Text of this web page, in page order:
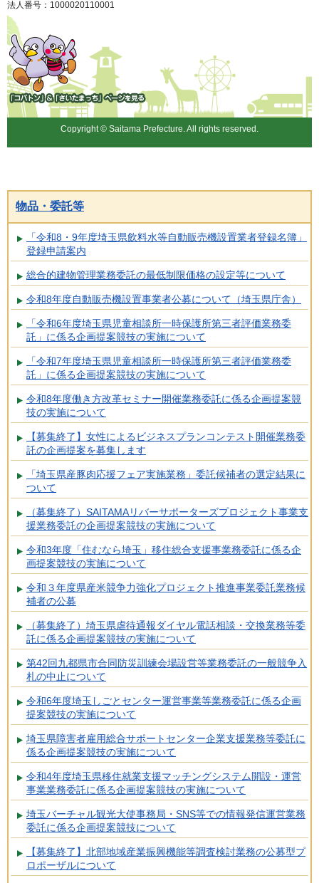
法人番号：1000020110001
「コバトン」&「さいたまっ
ち」
Copyright © Saitama Prefecture. All rights reserved.
物品・委託等
「令和8・9年度埼玉県飲料水等自動販売機設置業者登録名簿」
登録申請案内
総合的建物管理業務委託の最低制限価格の設定等について
令和8年度自動販売機設置事業者公募について（埼玉県庁舎）
「令和6年度埼玉県児童相談所一時保護所第三者評価業務委
託」に係る企画提案競技の実施について
「令和7年度埼玉県児童相談所一時保護所第三者評価業務委
託」に係る企画提案競技の実施について
令和8年度働き方改革セミナー開催業務委託に係る企画提案競
技の実施について
【募集終了】女性によるビジネスプランコンテスト開催業務委
託の企画提案を募集します
「埼玉県産豚肉応援フェア実施業務」委託候補者の選定結果に
ついて
（募集終了）SAITAMAリバーサポーターズプロジェクト事業支
援業務委託の企画提案競技の実施について
令和3年度「住むなら埼玉」移住総合支援事業務委託に係る企
画提案競技の実施について
令和３年度県産米競争力強化プロジェクト推進事業委託業務候
補者の公募
（募集終了）埼玉県虐待通報ダイヤル電話相談・交換業務等委
託に係る企画提案競技の実施について
第42回九都県市合同防災訓練会場設営等業務委託の一般競争入
札の中止について
令和6年度埼玉しごとセンター運営事業等業務委託に係る企画
提案競技の実施について
埼玉県障害者雇用総合サポートセンター企業支援業務等委託に
係る企画提案競技の実施について
令和4年度埼玉県移住就業支援マッチングシステム開設・運営
事業業務委託に係る企画提案競技の実施について
埼玉バーチャル観光大使事務局・SNS等での情報発信運営業務
委託に係る企画提案競技について
【募集終了】北部地域産業振興機能等調査検討業務の公募型プ
ロポーザルについて